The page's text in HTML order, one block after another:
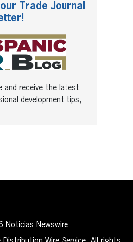
Trade Journal
and receive the latest
development tips,
Noticias Newswire